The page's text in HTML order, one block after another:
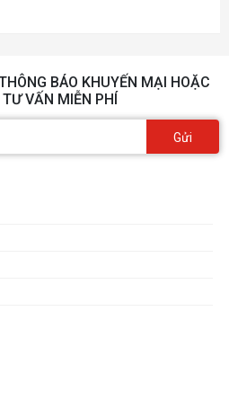
BÁO KHUYẾN MẠI HOẶC
VẤN MIỄN PHÍ
Gửi